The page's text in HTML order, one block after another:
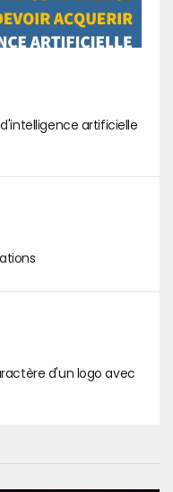
artificielle
d'un logo avec